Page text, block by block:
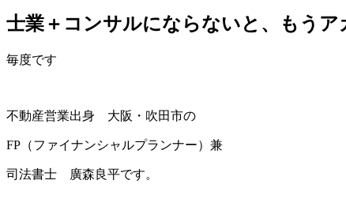
士業＋コンサルにならないと、もうア
毎度です
不動産営業出身 大阪・吹田市の
FP（ファイナンシャルプランナー）兼
司法書士 廣森良平です。